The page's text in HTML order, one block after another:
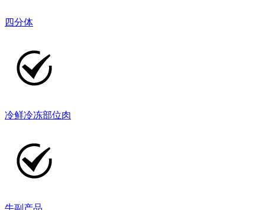
四分体
冷鲜冷冻部位肉